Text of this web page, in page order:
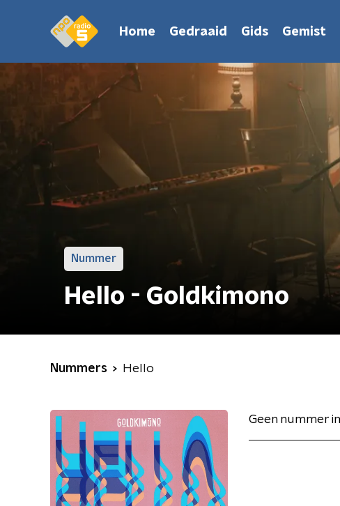
Home Gedraaid Gids Gemist
Nummer
Hello - Goldkimono
Nummers Hello
Geen nummer